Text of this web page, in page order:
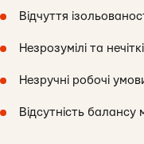
Відчуття
Незрозумілі та
Незручні робочі
Відсутність